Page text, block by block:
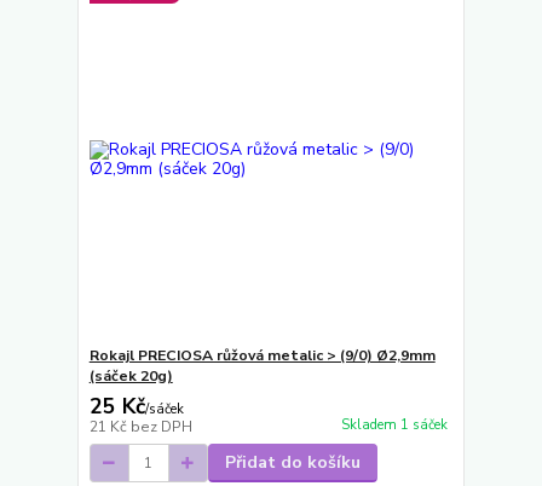
Rokajl PRECIOSA růžová metalic > (9/0) Ø2,9mm
(sáček 20g)
25 Kč/sáček
21 Kč bez DPH Skladem 1 sáček
Přidat do košíku